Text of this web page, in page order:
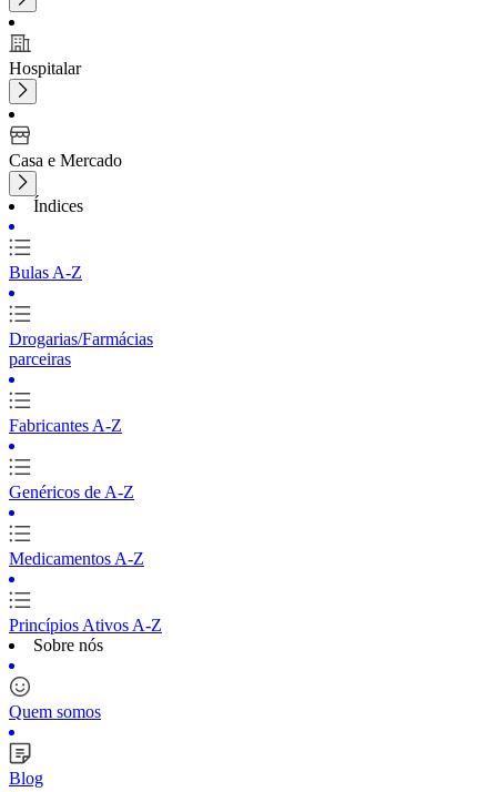
Hospitalar
Casa e Mercado
Índices
Bulas A-Z
Drogarias/Farmácias
parceiras
Fabricantes A-Z
Genéricos de A-Z
Medicamentos A-Z
Princípios Ativos A-Z
Sobre nós
Quem somos
Blog